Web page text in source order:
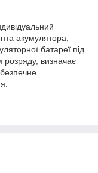
акумулятора,
батареї під
розряду, визначає